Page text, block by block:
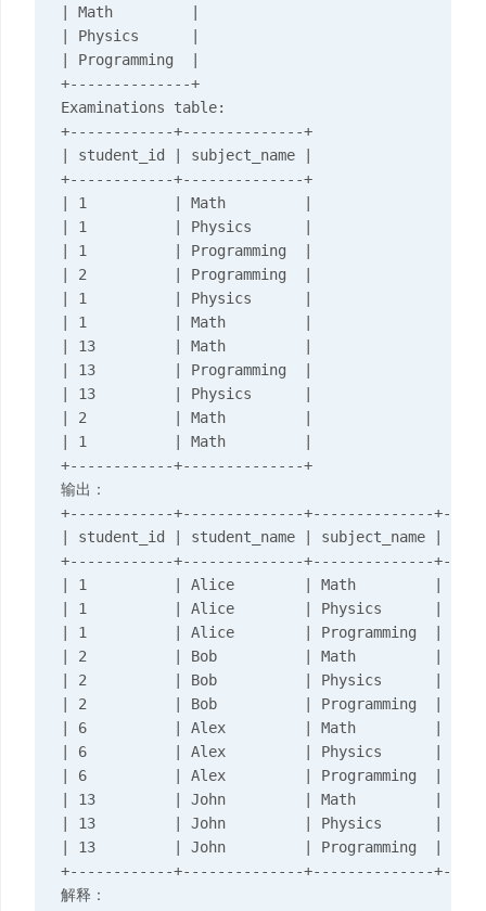
| Math         |
| Physics      |
| Programming  |
+--------------+
Examinations table:
+------------+--------------+
| student_id | subject_name |
+------------+--------------+
| 1          | Math         |
| 1          | Physics      |
| 1          | Programming  |
| 2          | Programming  |
| 1          | Physics      |
| 1          | Math         |
| 13         | Math         |
| 13         | Programming  |
| 13         | Physics      |
| 2          | Math         |
| 1          | Math         |
+------------+--------------+
输出：
+------------+--------------+--------------
| student_id | student_name | subject_name |
+------------+--------------+--------------
| 1          | Alice        | Math         | 3
| 1          | Alice        | Physics      | 2
| 1          | Alice        | Programming  |
| 2          | Bob          | Math         | 1
| 2          | Bob          | Physics      |
| 2          | Bob          | Programming  |
| 6          | Alex         | Math         | 0
| 6          | Alex         | Physics      | 0
| 6          | Alex         | Programming  |
| 13         | John         | Math         |
| 13         | John         | Physics      |
| 13         | John         | Programming  |
+------------+--------------+--------------
解释：